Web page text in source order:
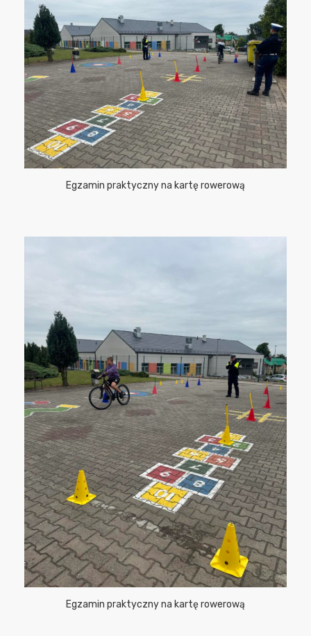
Egzamin praktyczny na kartę rowerową
Egzamin praktyczny na kartę rowerową